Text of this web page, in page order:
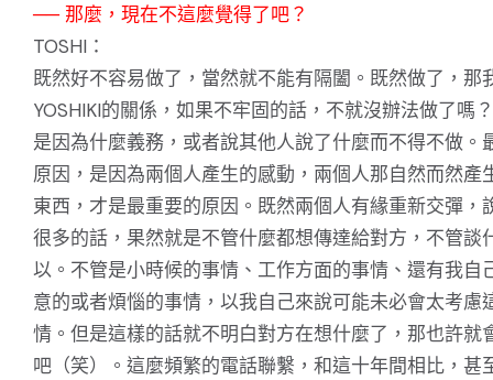
── 那麼，現在不這麼覺得了吧？
TOSHI：
既然好不容易做了，當然就不能有隔闔。既然做了，那
YOSHIKI的關係，如果不牢固的話，不就沒辦法做了嗎
是因為什麼義務，或者說其他人說了什麼而不得不做。
原因，是因為兩個人產生的感動，兩個人那自然而然產
東西，才是最重要的原因。既然兩個人有緣重新交彈，
很多的話，果然就是不管什麼都想傳達給對方，不管談
以。不管是小時候的事情、工作方面的事情、還有我自
意的或者煩惱的事情，以我自己來說可能未必會太考慮
情。但是這樣的話就不明白對方在想什麼了，那也許就
吧（笑）。這麼頻繁的電話聯繫，和這十年間相比，甚